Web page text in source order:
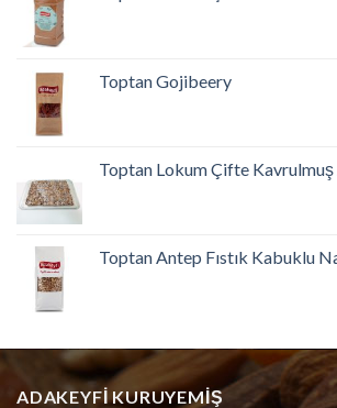
Toptan Gojibeery
Toptan Lokum Çifte Kavrulmuş
Toptan Antep Fıstık Kabuklu
ADAKEYFI KURUYEMIŞ